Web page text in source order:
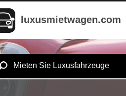
luxusmietwagen.com
Mieten Sie Luxusfahrzeuge